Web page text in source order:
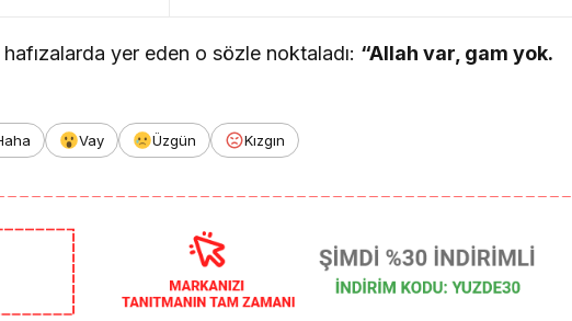
hafızalarda yer eden o sözle noktaladı: “Allah var, gam yok.
Vay Üzgün Kızgın